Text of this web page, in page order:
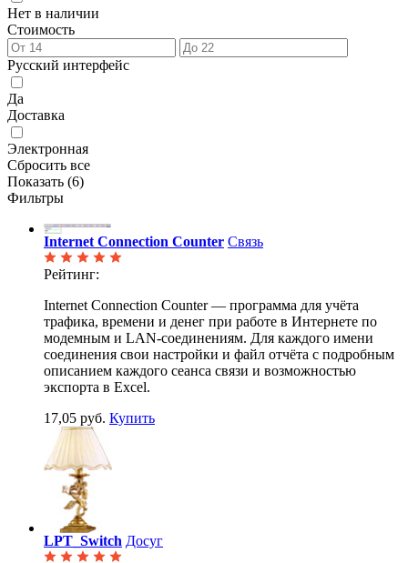
Нет в наличии
Стоимость
Русский интерфейс
Да
Доставка
Электронная
Сбросить все
Показать (6)
Фильтры
Internet Connection Counter Связь
Рейтинг:
Internet Connection Counter — программа для учёта
трафика, времени и денег при работе в Интернете по
модемным и LAN-соединениям. Для каждого имени
соединения свои настройки и файл отчёта с подробным
описанием каждого сеанса связи и возможностью
экспорта в Excel.
17,05 руб. Купить
LPT_Switch Досуг